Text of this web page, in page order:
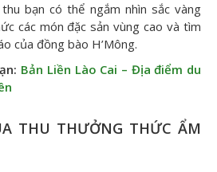
bạn có thể ngắm nhìn sắc vàng
các món đặc sản vùng cao và tìm
của đồng bào H’Mông.
Bản Liền Lào Cai – Địa điểm du
THU THƯỞNG THỨC ẨM